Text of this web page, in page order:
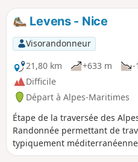
Levens - Nice
Visorandonneur
21,80 km
+633 m -
Difficile
Départ à Alpes-Maritimes
Étape de la traversée des
Randonnée permettant de
typiquement
Méditerranée à Nice.